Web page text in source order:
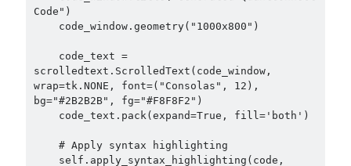
Code")
scrolledtext.ScrolledText(code_window,
wrap=tk.NONE, font=("Consolas", 12),
bg="#2B2B2B", fg="#F8F8F2")